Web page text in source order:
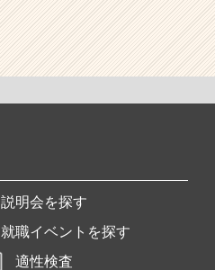
説明会を探す
就職イベントを探す
適性検査